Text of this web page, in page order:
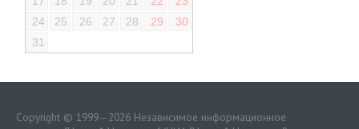
24
25 26 27 28 29
30
31
Copyright © 1999—2026 Независимое информационное